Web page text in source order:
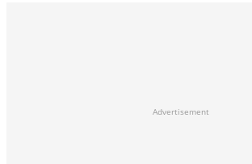
Advertisement